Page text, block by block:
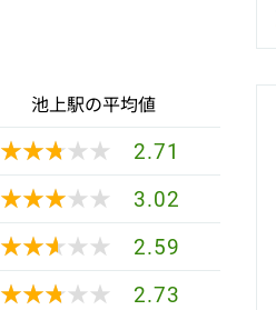
池上駅の平均値
★★★★★
★★★★★ 2.71
★★★★★
★★★★★ 3.02
★★★★★
★★★★★ 2.59
★★★★★
★★★★★ 2.73